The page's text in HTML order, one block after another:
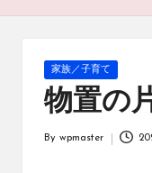
Posted
in
家族／子育て
物置の
By wpmaster